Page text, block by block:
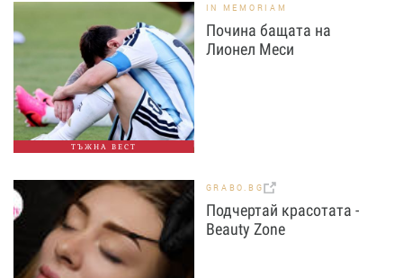
ТЪЖНА ВЕСТ
IN MEMORIAM
Почина бащата на
Лионел Меси
GRABO.BG
Подчертай красотата -
Beauty Zone